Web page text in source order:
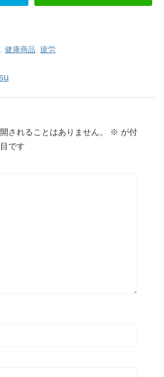
健康商品 疲労
されることはありません。 ※ が付
です